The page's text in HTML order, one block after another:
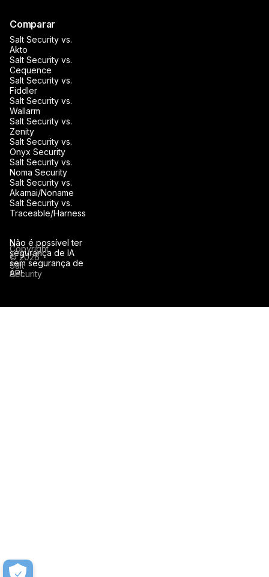
Não é possível ter
segurança de IA
sem segurança de
API.
Comparar
Salt Security vs.
Akto
Salt Security vs.
Cequence
Salt Security vs.
Fiddler
Salt Security vs.
Wallarm
Salt Security vs.
Zenity
Salt Security vs.
Onyx Security
Salt Security vs.
Noma Security
Salt Security vs.
Akamai/Noname
Salt Security vs.
Traceable/Harness
Copyright
© 2026
Salt
Security